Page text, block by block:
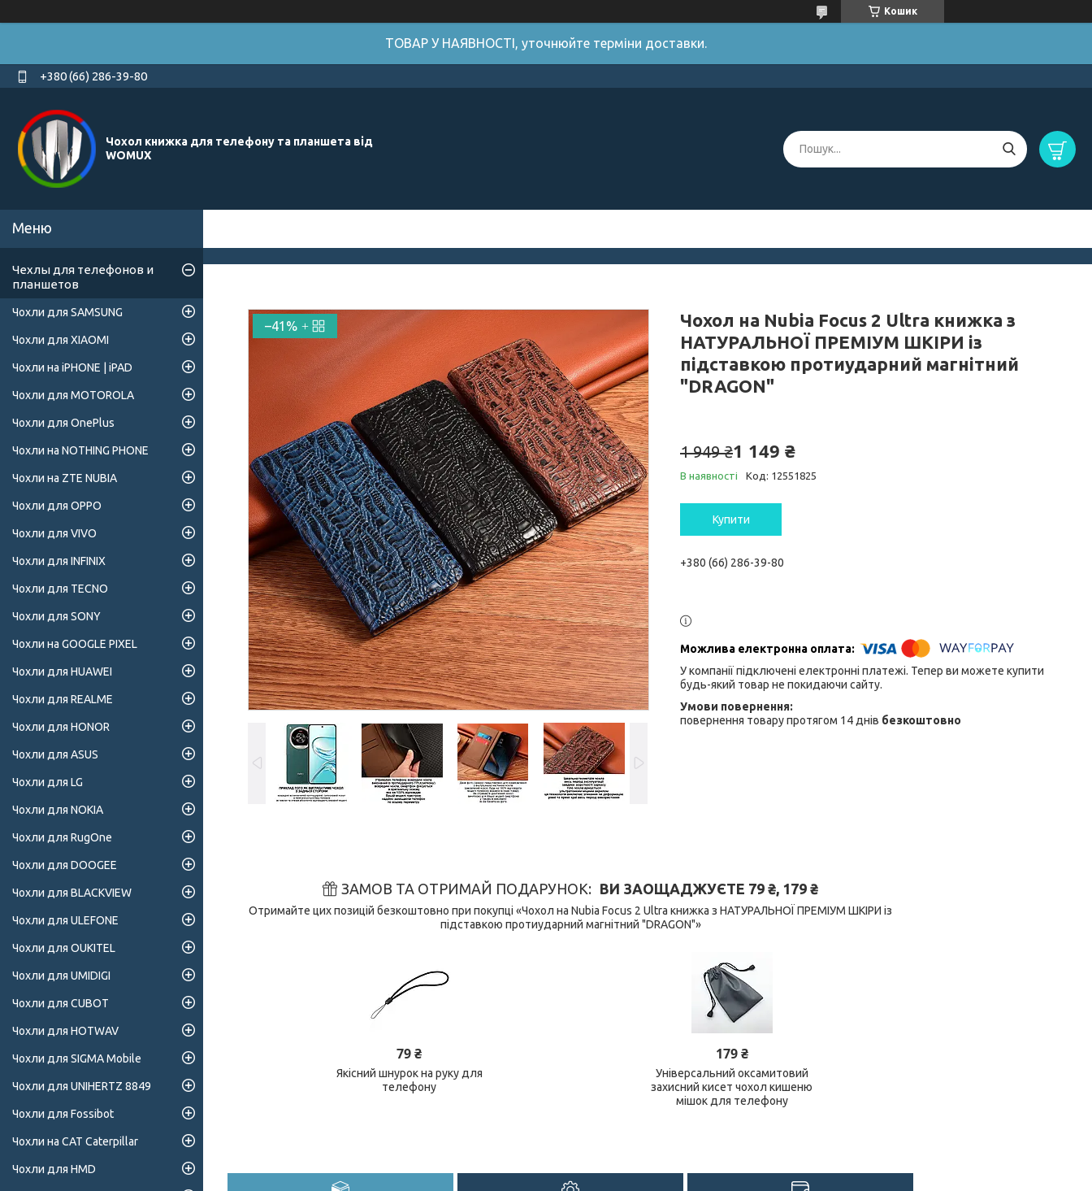
Кошик
ТОВАР У НАЯВНОСТІ, уточнюйте терміни доставки.
+380 (66) 286-39-80
Чохол книжка для телефону та планшета від
WOMUX
–41%
Чохол на Nubia Focus 2 Ultra книжка з
НАТУРАЛЬНОЇ ПРЕМІУМ ШКІРИ із
підставкою протиударний магнітний
"DRAGON"
1 949 ₴1 149 ₴
В наявності Код: 12551825
Купити
+380 (66) 286-39-80
У компанії підключені електронні платежі. Тепер ви можете купити
будь-який товар не покидаючи сайту.
повернення товару протягом 14 днів безкоштовно
ЗАМОВ ТА ОТРИМАЙ ПОДАРУНОК ВИ ЗАОЩАДЖУЄТЕ 79 ₴, 179 ₴
Отримайте цих позицій безкоштовно при покупці «Чохол на Nubia Focus 2 Ultra книжка з НАТУРАЛЬНОЇ ПРЕМІУМ ШКІРИ із
підставкою протиударний магнітний "DRAGON"»
79 ₴
Якісний шнурок на руку для
телефону
179 ₴
Універсальний оксамитовий
захисний кисет чохол кишеню
мішок для телефону
Чехлы для телефонов и
планшетов
Чохли для SAMSUNG
Чохли для XIAOMI
Чохли на iPHONE | iPAD
Чохли для MOTOROLA
Чохли для OnePlus
Чохли на NOTHING PHONE
Чохли на ZTE NUBIA
Чохли для OPPO
Чохли для VIVO
Чохли для INFINIX
Чохли для TECNO
Чохли для SONY
Чохли на GOOGLE PIXEL
Чохли для HUAWEI
Чохли для REALME
Чохли для HONOR
Чохли для ASUS
Чохли для LG
Чохли для NOKIA
Чохли для RugOne
Чохли для DOOGEE
Чохли для BLACKVIEW
Чохли для ULEFONE
Чохли для OUKITEL
Чохли для UMIDIGI
Чохли для CUBOT
Чохли для HOTWAV
Чохли для SIGMA Mobile
Чохли для UNIHERTZ 8849
Чохли для Fossibot
Чохли на CAT Caterpillar
Чохли для HMD